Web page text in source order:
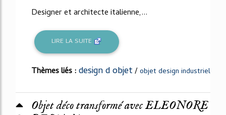
Designer et architecte italienne,...
LIRE LA SUITE
Thèmes liés :design d objet/objet design industriel
Objet déco transformé avec ELEONORE